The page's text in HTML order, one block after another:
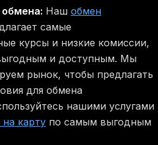
Наш обмен
самые
курсы и низкие комиссии,
и доступным. Мы
рынок, чтобы предлагать
для обмена
нашими услугами
карту по самым выгодным